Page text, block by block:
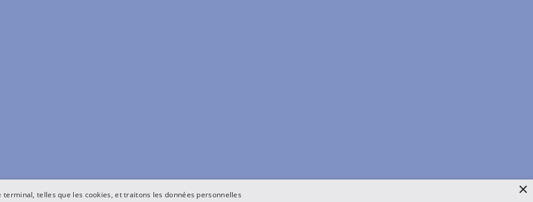
telles que les cookies, et traitons les données personnelles ×